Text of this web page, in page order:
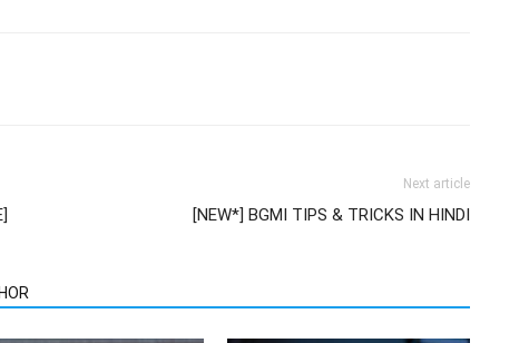
Next article
[NEW*] BGMI TIPS & TRICKS IN HINDI